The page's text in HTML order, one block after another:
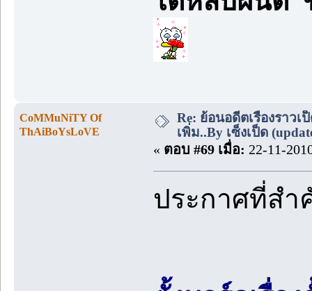
CoMMuNiTY Of
ThAiBoYsLoVE
Re: ย้อนอดีตเรื่องราวเ
เพิ่ม..By เซ็งเป็ด
« ตอบ #69 เมื่อ: 22-11-
ประกาศที่ส